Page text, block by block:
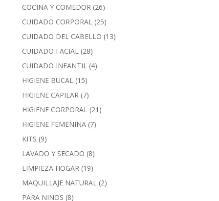
COCINA Y COMEDOR (26)
CUIDADO CORPORAL (25)
CUIDADO DEL CABELLO (13)
CUIDADO FACIAL (28)
CUIDADO INFANTIL (4)
HIGIENE BUCAL (15)
HIGIENE CAPILAR (7)
HIGIENE CORPORAL (21)
HIGIENE FEMENINA (7)
KITS (9)
LAVADO Y SECADO (8)
LIMPIEZA HOGAR (19)
MAQUILLAJE NATURAL (2)
PARA NIÑOS (8)